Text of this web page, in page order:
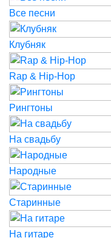
Все песни
Клубняк
Rap & Hip-Hop
Рингтоны
На свадьбу
Народные
Старинные
На гитаре